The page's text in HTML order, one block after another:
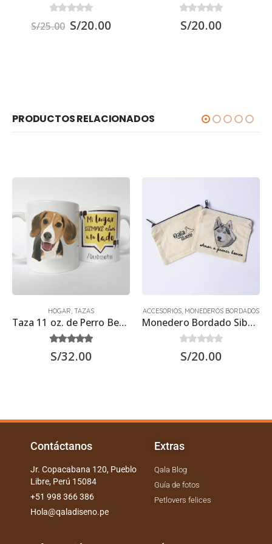
out of 5
S/25.00 S/20.00 0out of 5
S/20.00
PRODUCTOS RELACIONADOS
HOGAR TAZAS
Taza 11 oz. de Perro Beagle
5.00out of 5
S/32.00
ACCESORIOS MONEDEROS BORDADOS
Monedero Bordado Siberiano
0out of 5
S/20.00
Contáctanos
Jr. Copacabana 120, Pueblo
Libre, Perú 15084
+51 998 366 386
Hola@qaladiseno.pe
Extras
Qala Blog
Guía de fotos
Petlovers felices